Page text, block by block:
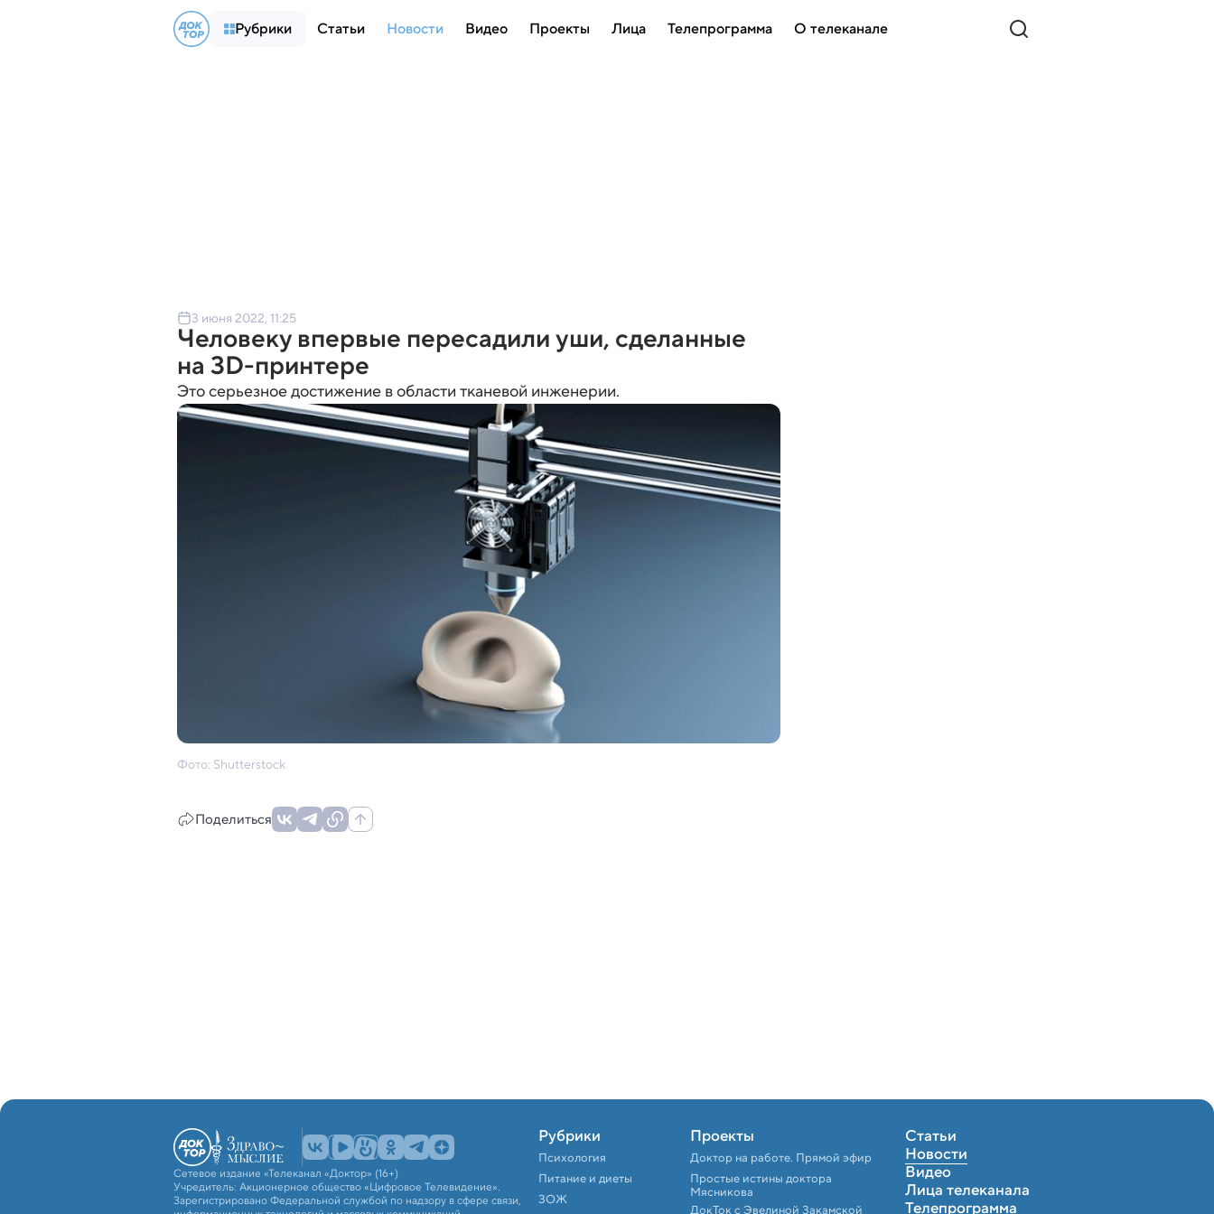
Рубрики Статьи Новости Видео Проекты Лица Телепрограмма О телеканале
3 июня 2022, 11:25
Человеку впервые пересадили уши, сделанные
на 3D-принтере
Это серьезное достижение в области тканевой инженерии.
Фото: Shutterstock
Поделиться
Сетевое издание «Телеканал «Доктор» (16+)
Учредитель: Акционерное общество «Цифровое Телевидение».
Зарегистрировано Федеральной службой по надзору в сфере связи,
Рубрики
Психология
Питание и диеты
ЗОЖ
Проекты
Доктор на работе. Прямой эфир
Простые истины доктора
Мясникова
ДокТок с Эвелиной Закамской
Статьи
Новости
Видео
Лица телеканала
Телепрограмма